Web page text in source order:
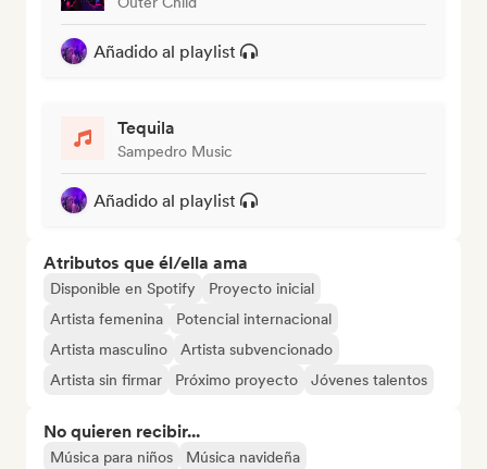
Añadido al playlist
Tequila
Sampedro Music
Añadido al playlist
Atributos que él/ella ama
Disponible en Spotify
Proyecto inicial
Artista femenina
Potencial internacional
Artista masculino
Artista subvencionado
Artista sin firmar
Próximo proyecto Jóvenes talentos
No quieren recibir...
Música para niños Música navideña